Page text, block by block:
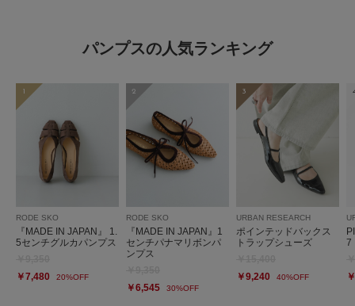
パンプスの人気ランキング
1
RODE SKO
『MADE IN JAPAN』 1.
5センチグルカパンプス
￥7,480
20%OFF
2
RODE SKO
『MADE IN JAPAN』1
センチパナマリボンパ
ンプス
￥6,545
30%OFF
3
URBAN RESEARCH
ポインテッドバックス
トラップシューズ
￥9,240
40%OFF
7